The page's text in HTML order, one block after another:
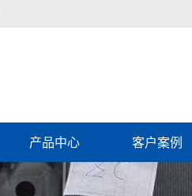
产品中心 客户案例